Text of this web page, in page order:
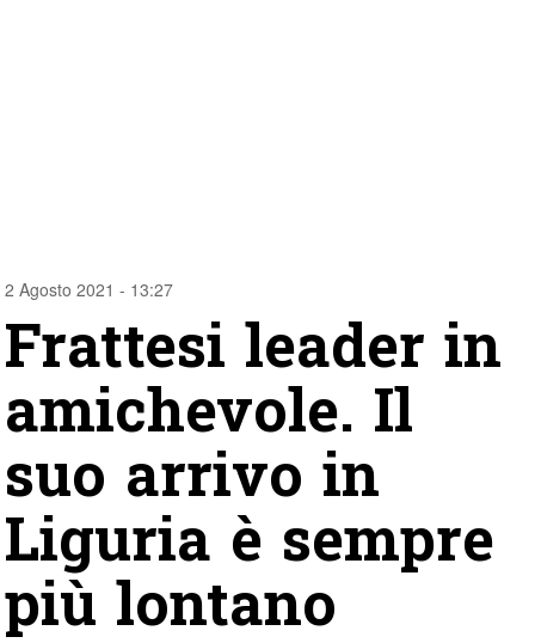
2 Agosto 2021 - 13:27
Frattesi leader in
amichevole. Il
suo arrivo in
Liguria è sempre
più lontano